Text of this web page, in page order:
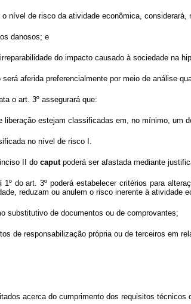
nível de risco da atividade econômica, considerará,
danosos; e
do impacto causado à sociedade na
aferida preferencialmente por meio de análise
o art. 3º assegurará que:
liberação estejam classificadas em, no mínimo, um
no nível de risco I.
II do caputpoderá ser afastada mediante
do art. 3º poderá estabelecer critérios para
reduzam ou anulem o risco inerente à atividade
substitutivo de documentos ou de comprovantes;
de responsabilização própria ou de terceiros em
acerca do cumprimento dos requisitos técnicos